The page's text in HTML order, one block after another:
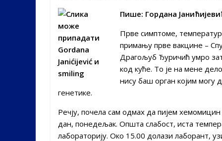
Пише: Гордана
Прве симптоме,
примању прве вакцине –
Драгољуб Ђуричић умро
код куће. То је на мене
нису баш орган којим могу
генетике.
Речју, почела сам одмах да пијем
дан, понедељак. Општа слабост, иста
лабораторију. Око 15.00 долази лаборант,